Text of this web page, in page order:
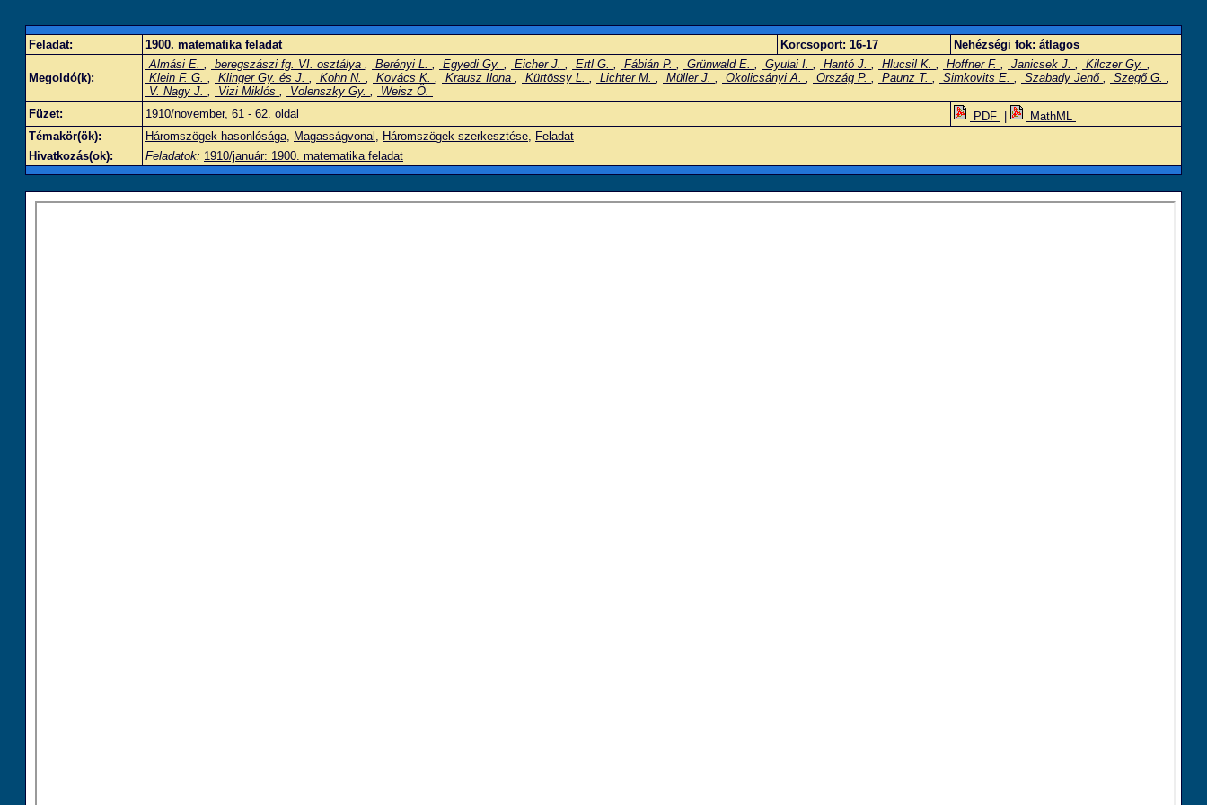
Feladat: 1900. matematika feladat Korcsoport: 16-17 Nehézségi fok: átlagos
Megoldó(k):
Almási E. , beregszászi fg. VI. osztálya , Berényi L. , Egyedi Gy. , Eicher J. , Ertl G. , Fábián P. , Grünwald E. , Gyulai I. , Hantó J. , Hlucsil K. , Hoffner F. , Janicsek J. , Kilczer Gy. ,
Klein F. G. , Klinger Gy. és J. , Kohn N. , Kovács K. , Krausz Ilona , Kürtössy L. , Lichter M. , Müller J. , Okolicsányi A. , Ország P. , Paunz T. , Simkovits E. , Szabady Jenő , Szegő G. ,
V. Nagy J. , Vizi Miklós , Volenszky Gy. ,
Weisz Ö.
Füzet:
1910/november, 61 - 62. oldal PDF
MathML
Témakör(ök):
Háromszögek hasonlósága, Magasságvonal , Háromszögek szerkesztése, Feladat
Hivatkozás(ok):
Feladatok: 1910/január: 1900. matematika feladat